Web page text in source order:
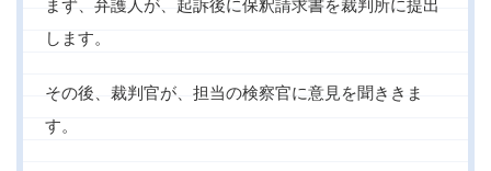
まず、弁護人が、起訴後に保釈請求書を裁判所に提出
します。
その後、裁判官が、担当の検察官に意見を聞ききま
す。